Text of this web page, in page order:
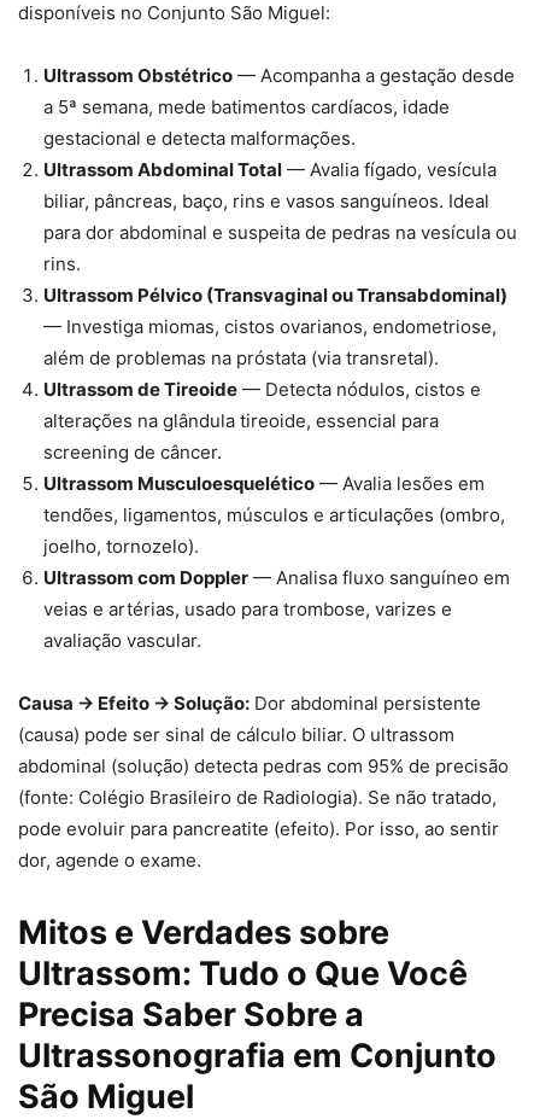
disponíveis no Conjunto São Miguel:
Ultrassom Obstétrico — Acompanha a gestação desde
a 5ª semana, mede batimentos cardíacos, idade
gestacional e detecta malformações.
Ultrassom Abdominal Total — Avalia fígado, vesícula
biliar, pâncreas, baço, rins e vasos sanguíneos. Ideal
para dor abdominal e suspeita de pedras na vesícula ou
rins.
Ultrassom Pélvico (Transvaginal ou Transabdominal)
— Investiga miomas, cistos ovarianos, endometriose,
além de problemas na próstata (via transretal).
Ultrassom de Tireoide — Detecta nódulos, cistos e
alterações na glândula tireoide, essencial para
screening de câncer.
Ultrassom Musculoesquelético — Avalia lesões em
tendões, ligamentos, músculos e articulações (ombro,
joelho, tornozelo).
Ultrassom com Doppler — Analisa fluxo sanguíneo em
veias e artérias, usado para trombose, varizes e
avaliação vascular.
Causa → Efeito → Solução: Dor abdominal persistente
(causa) pode ser sinal de cálculo biliar. O ultrassom
abdominal (solução) detecta pedras com 95% de precisão
(fonte: Colégio Brasileiro de Radiologia). Se não tratado,
pode evoluir para pancreatite (efeito). Por isso, ao sentir
dor, agende o exame.
Mitos e Verdades sobre
Ultrassom: Tudo o Que Você
Precisa Saber Sobre a
Ultrassonografia em Conjunto
São Miguel